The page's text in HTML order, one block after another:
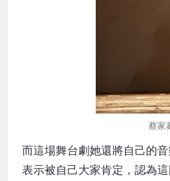
蔡家
而這場舞台劇她還將自己的
表示被自己大家肯定，認為